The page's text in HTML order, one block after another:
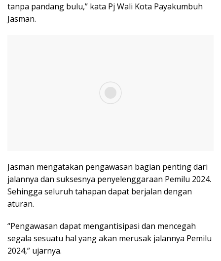
tanpa pandang bulu,” kata Pj Wali Kota Payakumbuh
Jasman.
Jasman mengatakan pengawasan bagian penting dari
jalannya dan suksesnya penyelenggaraan Pemilu 2024.
Sehingga seluruh tahapan dapat berjalan dengan
aturan.
“Pengawasan dapat mengantisipasi dan mencegah
segala sesuatu hal yang akan merusak jalannya Pemilu
2024,” ujarnya.